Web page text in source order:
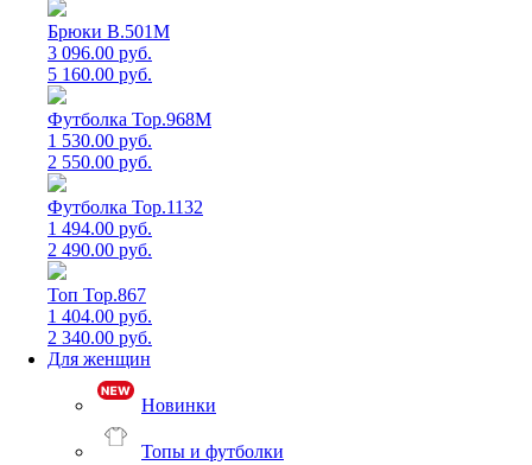
Брюки B.501M
3 096.00 руб.
5 160.00 руб.
Футболка Top.968M
1 530.00 руб.
2 550.00 руб.
Футболка Top.1132
1 494.00 руб.
2 490.00 руб.
Топ Top.867
1 404.00 руб.
2 340.00 руб.
Для женщин
Новинки
Топы и футболки